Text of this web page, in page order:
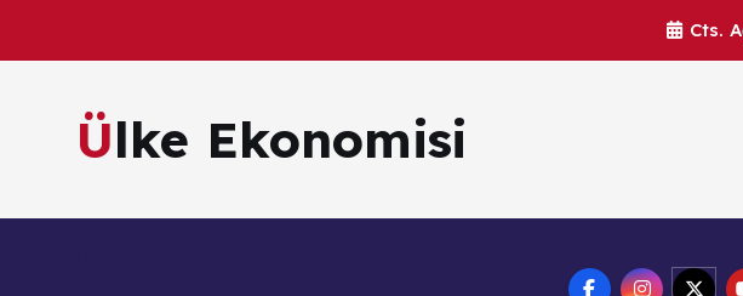
Cts.
Ülke Ekonomisi